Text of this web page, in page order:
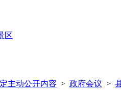
区
主动公开内容 > 政府会议 >